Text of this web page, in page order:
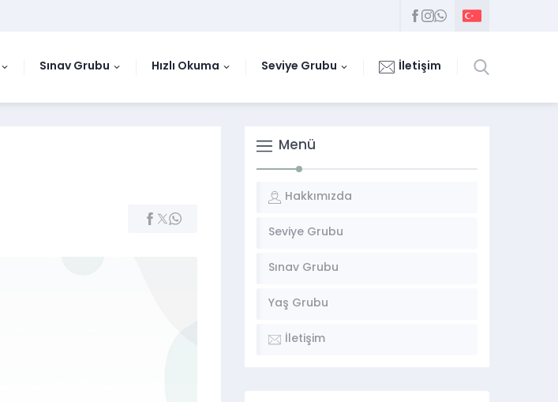
Sınav Grubu Hızlı Okuma Seviye Grubu İletişim
Menü
Hakkımızda
Seviye Grubu
Sınav Grubu
Yaş Grubu
İletişim